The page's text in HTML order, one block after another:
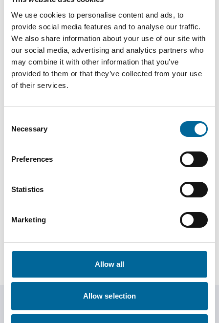
We use cookies to personalise content and ads, to
provide social media features and to analyse our traffic.
We also share information about your use of our site with
our social media, advertising and analytics partners who
may combine it with other information that you’ve
provided to them or that they’ve collected from your use
of their services.
Selection
Necessary
Preferences
Statistics
Marketing
Allow all
Allow selection
Philip Hancock
+46 481 750 881